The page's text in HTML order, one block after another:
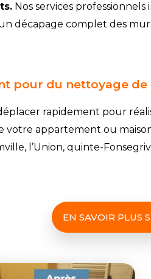
Nos services
décapage complet des
pour du nettoyage
rapidement pour
votre appartement ou
l’Union, quinte-
EN SAVOIR PLUS